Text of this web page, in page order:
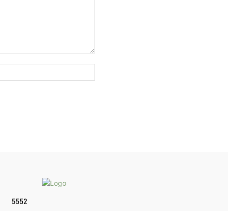
web:
5552